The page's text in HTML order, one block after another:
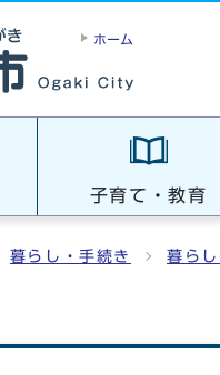
ホーム
子育て・教育
暮らし・手続き 暮ら